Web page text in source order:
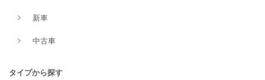
新車
中古車
タイプから探す
排気量